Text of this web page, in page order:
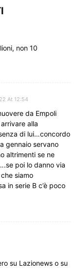
non 10
At 12:54
da Empoli
alla
di lui…concordo
gennaio servano
altrimenti se ne
poi lo danno via
siamo
in serie B c’è poco
su Lazionews o su